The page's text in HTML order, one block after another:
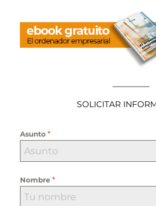
————–
SOLICITAR
Asunto *
Nombre *